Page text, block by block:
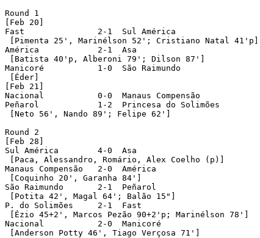
Round 1
[Feb 20]
Fast	           2-1  Sul América
[Pimenta 25', Marinélson 52'; Cristiano Natal 41'p]
América	   	   2-1  Asa
[Batista 40'p, Alberoni 79'; Dilson 87']
Manicoré	   1-0  São Raimundo
[Éder]
[Feb 21]
Nacional	   0-0  Manaus Compensão
Peñarol	   	   1-2  Princesa do Solimões
[Neto 56', Nando 89'; Felipe 62']
Round 2
[Feb 28]
Sul América	   4-0  Asa
[Paca, Alessandro, Romário, Alex Coelho (p)]
Manaus Compensão   2-0  América
[Coquinho 20', Garanha 84']
São Raimundo	   2-1  Peñarol
[Potita 42', Magal 64'; Balão 15"]
P. do Solimões	   2-1  Fast
[Ézio 45+2', Marcos Pezão 90+2'p; Marinélson 78']
Nacional	   2-0  Manicoré
[Anderson Potty 46', Tiago Verçosa 71']